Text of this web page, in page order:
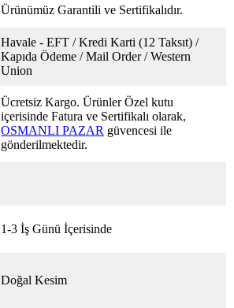
Ürünümüz Garantili ve Sertifikalıdır.
Havale - EFT / Kredi Karti (12 Taksıt) /
Kapıda Ödeme / Mail Order / Western
Union
Ücretsiz Kargo. Ürünler Özel kutu
içerisinde Fatura ve Sertifikalı olarak,
OSMANLI PAZAR güvencesi ile
gönderilmektedir.
1-3 İş Günü İçerisinde
Doğal Kesim